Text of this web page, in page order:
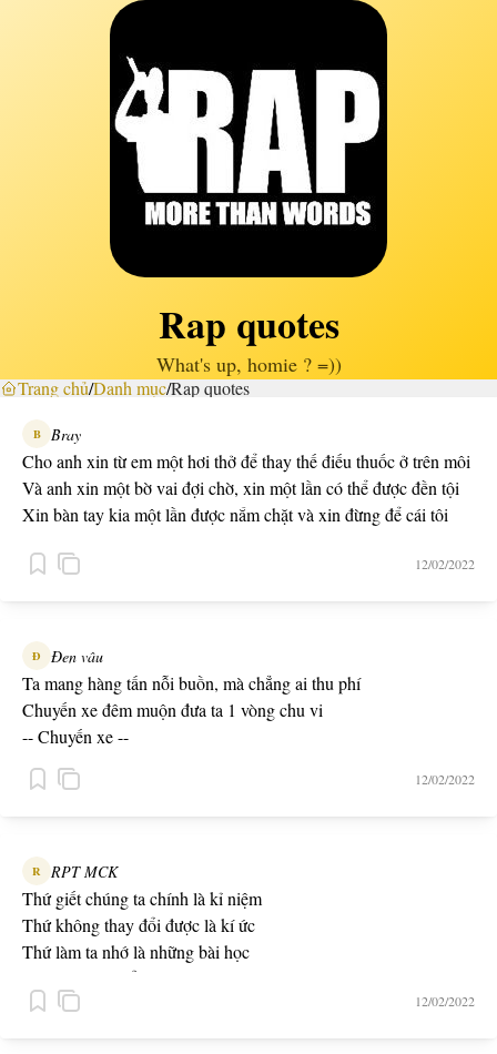
Rap quotes
What's up, homie ? =))
Trang chủ/Danh mục/Rap quotes
B Bray
Cho anh xin từ em một hơi thở để thay thế điếu thuốc ở trên môi
Và anh xin một bờ vai đợi chờ, xin một lần có thể được đền tội
Xin bàn tay kia một lần được nắm chặt và xin đừng để cái tôi
Mọi cơn tức giận anh xin hãy tạm thời giữ lại những lời mà ta
12/02/2022
Đ Đen vâu
Ta mang hàng tấn nỗi buồn, mà chẳng ai thu phí
Chuyến xe đêm muộn đưa ta 1 vòng chu vi
-- Chuyến xe --
12/02/2022
R RPT MCK
Thứ giết chúng ta chính là kỉ niệm
Thứ không thay đổi được là kí ức
Thứ làm ta nhớ là những bài học
Thứ nên thay đổi là cái ý thứ
-- Bad Trip --
12/02/2022